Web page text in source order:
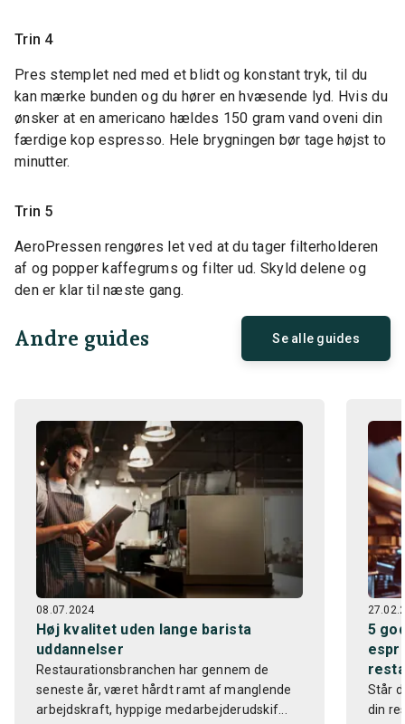
Trin 4
Pres stemplet ned med et blidt og konstant tryk, til du
kan mærke bunden og du hører en hvæsende lyd. Hvis du
ønsker at en americano hældes 150 gram vand oveni din
færdige kop espresso. Hele brygningen bør tage højst to
minutter.
Trin 5
AeroPressen rengøres let ved at du tager filterholderen
af og popper kaffegrums og filter ud. Skyld delene og
den er klar til næste gang.
Andre guides Se alle guides
08.07.2024
Høj kvalitet uden lange barista
uddannelser
Restaurationsbranchen har gennem de
seneste år, været hårdt ramt af manglende
arbejdskraft, hyppige medarbejderudskif...
5
Står
din